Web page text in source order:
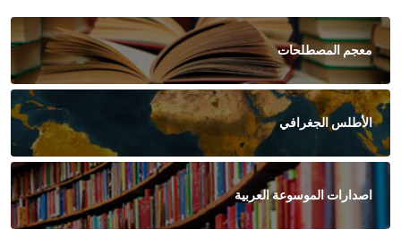
معجم المصطلحات
الأطلس الجغرافي
اصدارات الموسوعة العربية